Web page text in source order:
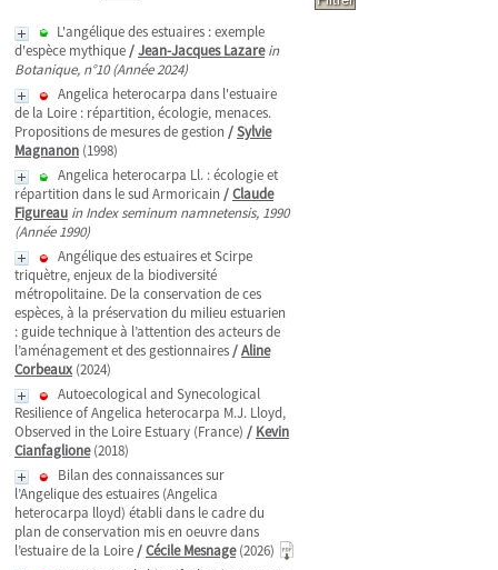
L'angélique des estuaires : exemple
d'espèce mythique/Jean-Jacques Lazare in
Botanique, n°10 (Année 2024)
Angelica heterocarpa dans l'estuaire
de la Loire : répartition, écologie, menaces.
Propositions de mesures de gestion /Sylvie
Magnanon (1998)
Angelica heterocarpa Ll. : écologie et
répartition dans le sud Armoricain /Claude
Figureau in Index seminum namnetensis, 1990
(Année 1990)
Angélique des estuaires et Scirpe
triquètre, enjeux de la biodiversité
métropolitaine. De la conservation de ces
espèces, à la préservation du milieu estuarien
: guide technique à l’attention des acteurs de
l’aménagement et des gestionnaires/Aline
Corbeaux (2024)
Autoecological and Synecological
Resilience of Angelica heterocarpa M.J. Lloyd,
Observed in the Loire Estuary (France) / Kevin
Cianfaglione(2018)
Bilan des connaissances sur
l’Angelique des estuaires (Angelica
heterocarpa lloyd) établi dans le cadre du
plan de conservation mis en oeuvre dans
l’estuaire de la Loire/Cécile Mesnage(2026)